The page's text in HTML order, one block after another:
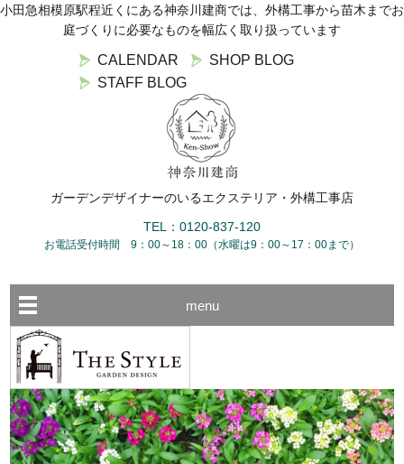
小田急相模原駅程近くにある神奈川建商では、外構工事から苗木までお
庭づくりに必要なものを幅広く取り扱っています
CALENDAR
SHOP BLOG
STAFF BLOG
ガーデンデザイナーのいるエクステリア・外構工事店
TEL：0120-837-120
お電話受付時間 9：00～18：00（水曜は9：00～17：00まで）
menu